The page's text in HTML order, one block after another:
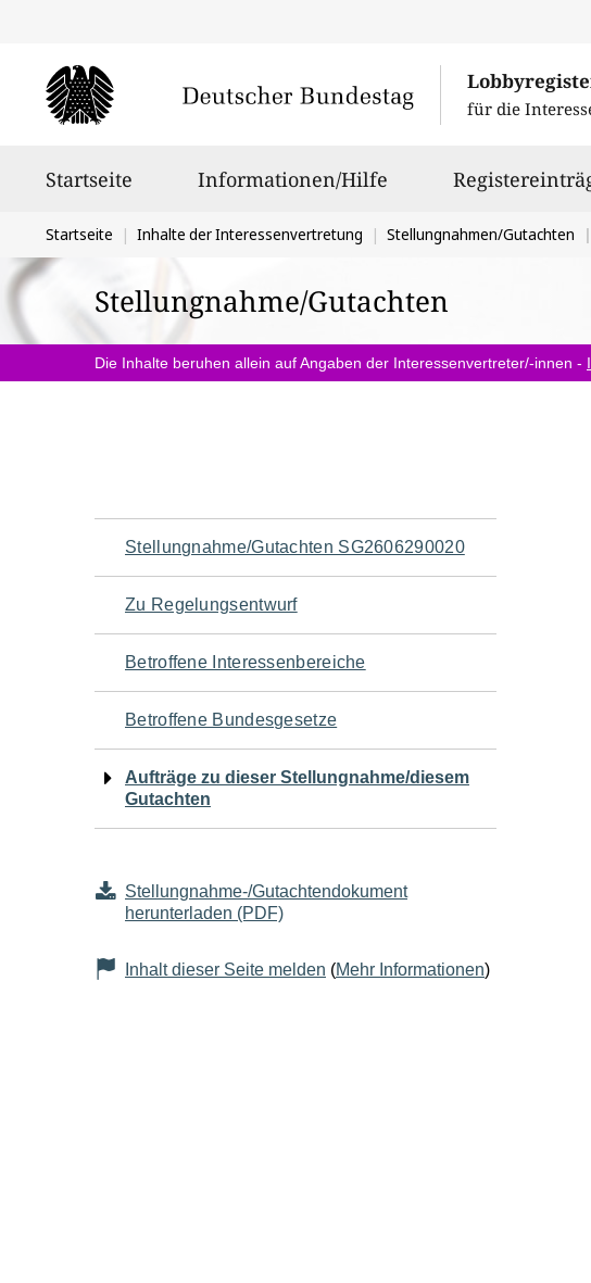
für die
Startseite Informationen/Hilfe
Sie
befinden
sich
hier:
Startseite Inhalte der Interessenvertretung Stellungnahmen/Gutachten
Stellungnahme/Gutachten
Die Inhalte beruhen allein auf Angaben der Interessenvertreter/-innen -
Navigation
für
den
Seiteninhalt
Stellungnahme/Gutachten SG2606290020
Zu Regelungsentwurf
Betroffene Interessenbereiche
Betroffene Bundesgesetze
Aufträge zu dieser Stellungnahme/diesem
Gutachten
Stellungnahme-/Gutachtendokument
herunterladen (PDF)
Inhalt dieser Seite melden (Mehr Informationen)